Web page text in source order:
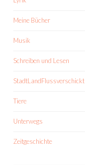
Meine Bücher
Musik
Schreiben und Lesen
StadtLandFlussverschickt
Tiere
Unterwegs
Zeitgeschichte